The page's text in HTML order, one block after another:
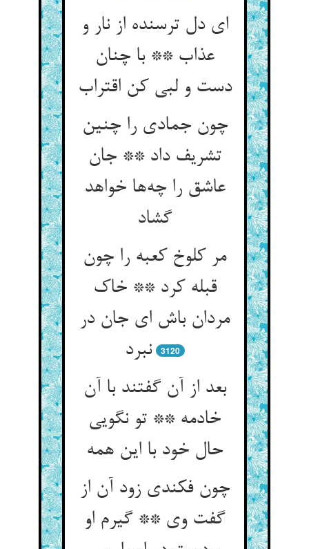
ای دل ترسنده از نار و
عذاب ** با چنان
دست و لبی کن اقتراب
چون جمادی را چنین
تشریف داد ** جان
عاشق را چه‌ها خواهد
گشاد
مر کلوخ کعبه را چون
قبله کرد ** خاک
مردان باش ای جان در
نبرد
3120
بعد از آن گفتند با آن
خادمه ** تو نگویی
حال خود با این همه
چون فکندی زود آن از
گفت وی ** گیرم او